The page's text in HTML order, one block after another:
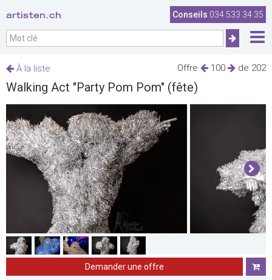
artisten.ch Conseils 034 533 34 35
Offre 100 de 202
À la liste
Walking Act "Party Pom Pom" (fête)
Demander une offre